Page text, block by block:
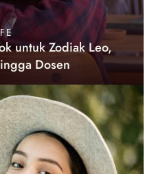
untuk Zodiak Leo,
Dosen